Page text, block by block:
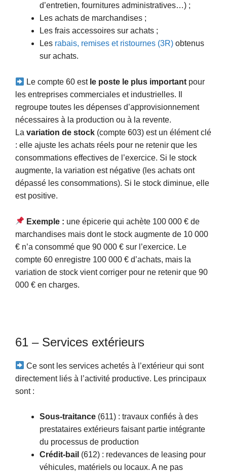
d’entretien, fournitures administratives…) ;
Les achats de marchandises ;
Les frais accessoires sur achats ;
Les rabais, remises et ristournes (3R) obtenus
sur achats.
Le compte 60 est le poste le plus important pour
les entreprises commerciales et industrielles. Il
regroupe toutes les dépenses d’approvisionnement
nécessaires à la production ou à la revente.
La variation de stock (compte 603) est un élément clé
: elle ajuste les achats réels pour ne retenir que les
consommations effectives de l’exercice. Si le stock
augmente, la variation est négative (les achats ont
dépassé les consommations). Si le stock diminue, elle
est positive.
Exemple : une épicerie qui achète 100 000 € de
marchandises mais dont le stock augmente de 10 000
€ n’a consommé que 90 000 € sur l’exercice. Le
compte 60 enregistre 100 000 € d’achats, mais la
variation de stock vient corriger pour ne retenir que 90
000 € en charges.
61 – Services extérieurs
Ce sont les services achetés à l’extérieur qui sont
directement liés à l’activité productive. Les principaux
sont :
Sous-traitance (611) : travaux confiés à des
prestataires extérieurs faisant partie intégrante
du processus de production
Crédit-bail (612) : redevances de leasing pour
véhicules, matériels ou locaux. A ne pas